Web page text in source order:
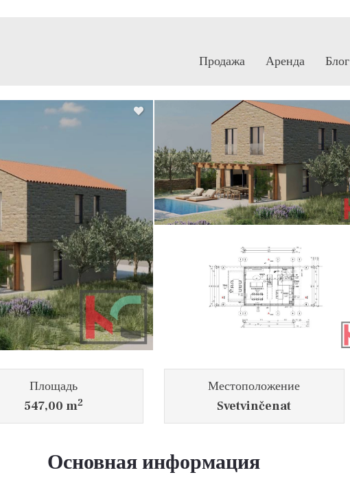
Продажа Аренда Блог
Площадь
547,00 m2
Местоположение
Svetvinčenat
Основная информация